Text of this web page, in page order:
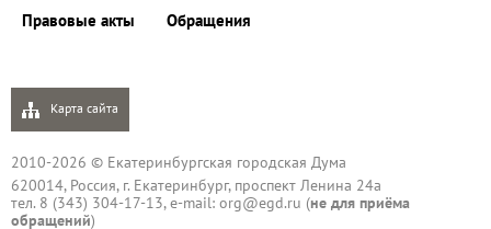
Правовые акты Обращения
Карта сайта
2010-2026 © Екатеринбургская городская Дума
620014, Россия, г. Екатеринбург, проспект Ленина 24а
тел. 8 (343) 304-17-13, e-mail: org@egd.ru (не для приёма
обращений)